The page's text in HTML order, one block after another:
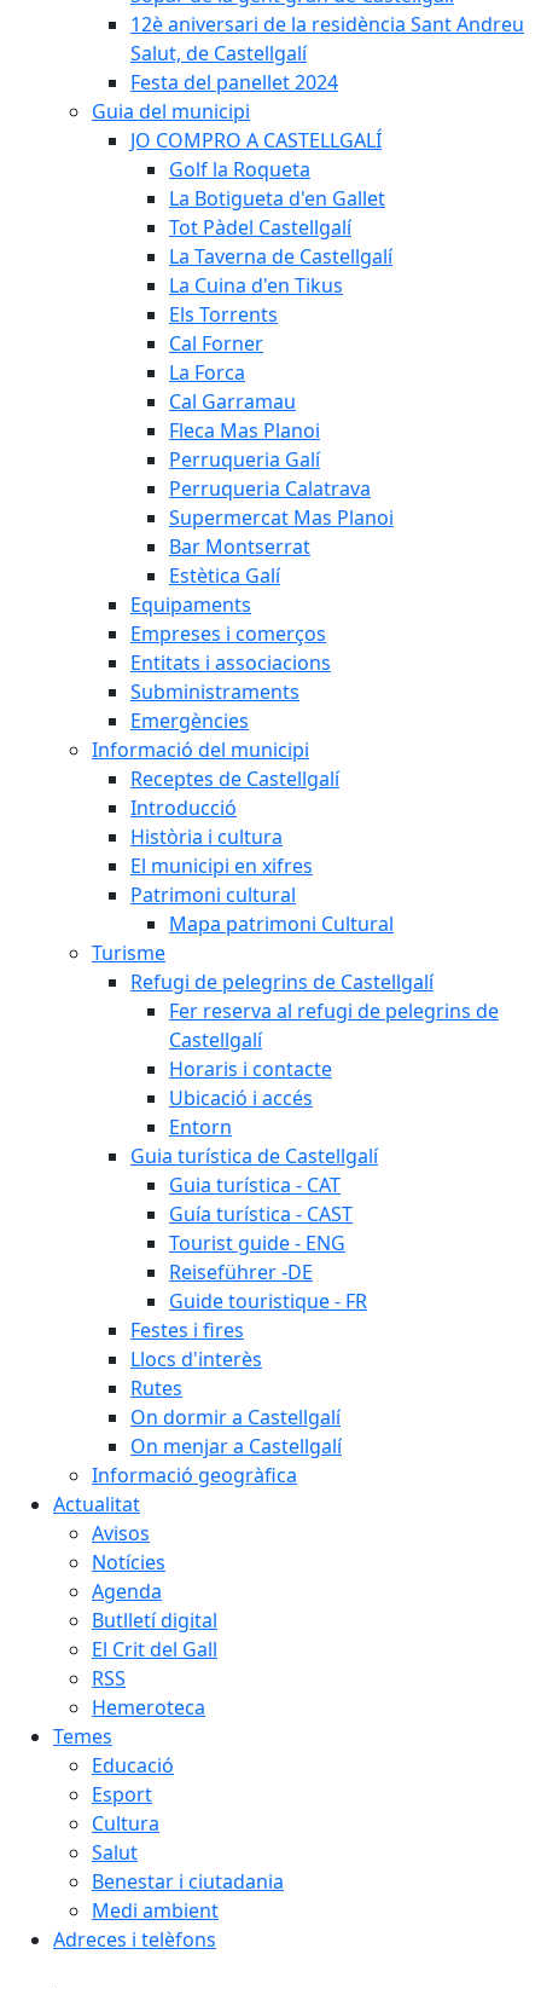
12è aniversari de la residència Sant Andreu
Salut, de Castellgalí
Festa del panellet 2024
Guia del municipi
JO COMPRO A CASTELLGALÍ
Golf la Roqueta
La Botigueta d'en Gallet
Tot Pàdel Castellgalí
La Taverna de Castellgalí
La Cuina d'en Tikus
Els Torrents
Cal Forner
La Forca
Cal Garramau
Fleca Mas Planoi
Perruqueria Galí
Perruqueria Calatrava
Supermercat Mas Planoi
Bar Montserrat
Estètica Galí
Equipaments
Empreses i comerços
Entitats i associacions
Subministraments
Emergències
Informació del municipi
Receptes de Castellgalí
Introducció
Història i cultura
El municipi en xifres
Patrimoni cultural
Mapa patrimoni Cultural
Turisme
Refugi de pelegrins de Castellgalí
Fer reserva al refugi de pelegrins de
Castellgalí
Horaris i contacte
Ubicació i accés
Entorn
Guia turística de Castellgalí
Guia turística - CAT
Guía turística - CAST
Tourist guide - ENG
Reiseführer -DE
Guide touristique - FR
Festes i fires
Llocs d'interès
Rutes
On dormir a Castellgalí
On menjar a Castellgalí
Informació geogràfica
Actualitat
Avisos
Notícies
Agenda
Butlletí digital
El Crit del Gall
RSS
Hemeroteca
Temes
Educació
Esport
Cultura
Salut
Benestar i ciutadania
Medi ambient
Adreces i telèfons